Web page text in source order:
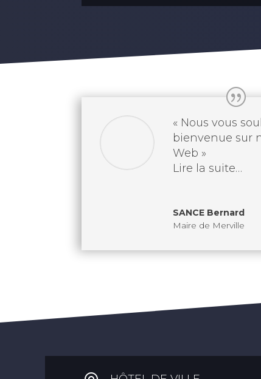
« Nous vous
bienvenue sur
Web »
Lire la suite…
SANCE Bernard
Maire de Merville